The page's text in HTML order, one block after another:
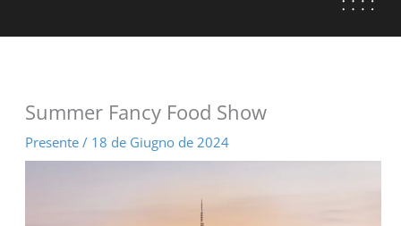
Summer Fancy Food Show
Presente/ 18 de Giugno de 2024